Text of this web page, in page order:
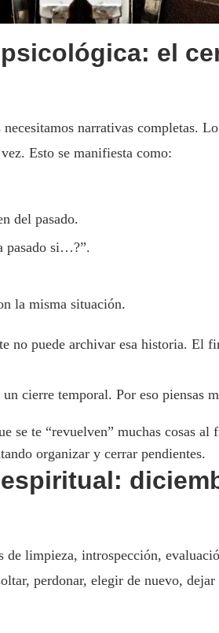
el
narrativas completas.
Esto se manifiesta como:
del pasado.
pasado si…?”.
la misma situación.
no puede archivar esa historia. El
cierre temporal. Por eso piensas
se te “revuelven” muchas cosas al
organizar y cerrar pendientes.
de limpieza, introspección,
perdonar, elegir de nuevo,